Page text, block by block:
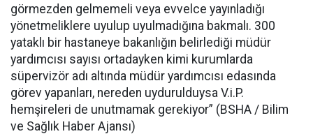
görmezden gelmemeli veya evvelce yayınladığı
yönetmeliklere uyulup uyulmadığına bakmalı. 300
yataklı bir hastaneye bakanlığın belirlediği müdür
yardımcısı sayısı ortadayken kimi kurumlarda
süpervizör adı altında müdür yardımcısı edasında
görev yapanları, nereden uydurulduysa V.i.P.
hemşireleri de unutmamak gerekiyor” (BSHA / Bilim
ve Sağlık Haber Ajansı)